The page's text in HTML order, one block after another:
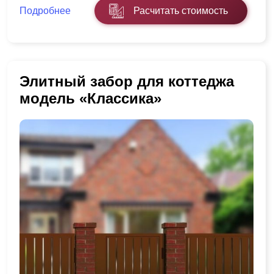
Подробнее Расчитать стоимость
Элитный забор для коттеджа
модель «Классика»